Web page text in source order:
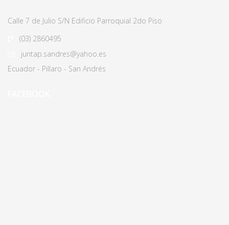
Calle 7 de Julio S/N Edificio Parroquial 2do Piso
(03) 2860495
juntap.sandres@yahoo.es
Ecuador - Pillaro - San Andrés